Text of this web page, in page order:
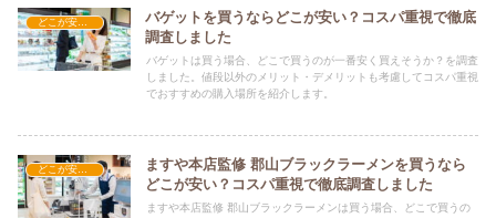
どこが安い？-食品・食材
バゲットを買うならどこが安い？コスパ重視で徹底
調査しました
バゲットは買う場合、どこで買うのが一番安く買えそうか？を調査
しました。値段以外のメリット・デメリットも考慮してコスパ重視
でおすすめの購入場所を紹介します。
どこが安い？-食品・食材
ますや本店監修 郡山ブラックラーメンを買うなら
どこが安い？コスパ重視で徹底調査しました
ますや本店監修 郡山ブラックラーメンは買う場合、どこで買うの